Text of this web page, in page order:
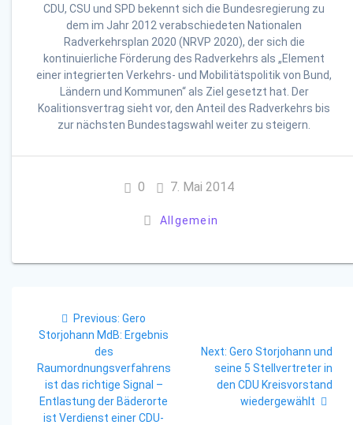
CDU, CSU und SPD bekennt sich die Bundesregierung zu
dem im Jahr 2012 verabschiedeten Nationalen
Radverkehrsplan 2020 (NRVP 2020), der sich die
kontinuierliche Förderung des Radverkehrs als „Element
einer integrierten Verkehrs- und Mobilitätspolitik von Bund,
Ländern und Kommunen“ als Ziel gesetzt hat. Der
Koalitionsvertrag sieht vor, den Anteil des Radverkehrs bis
zur nächsten Bundestagswahl weiter zu steigern.
0 7. Mai 2014
Allgemein
Previous: Previous
post:
Gero
Storjohann MdB: Ergebnis
des
Raumordnungsverfahrens
ist das richtige Signal –
Entlastung der Bäderorte
ist Verdienst einer CDU-
Next: Next
post:
Gero Storjohann und
seine 5 Stellvertreter in
den CDU Kreisvorstand
wiedergewählt